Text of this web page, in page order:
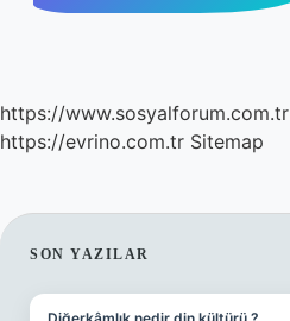
https://www.sosyalforum.com.tr
https://evrino.com.tr Sitemap
SIDEBAR
SON YAZILAR